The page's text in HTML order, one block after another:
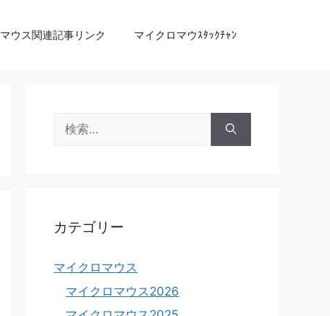
マウス関連記事リンク マイクロマウｽﾀｯｸﾁｬﾝ
索:
カテゴリー
マイクロマウス
マイクロマウス2026